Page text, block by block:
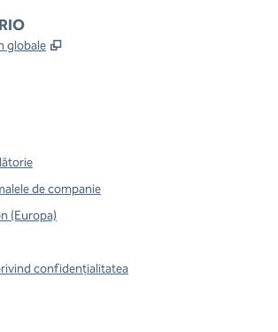
globale ,
de companie
(Europa)
confidenţialitatea